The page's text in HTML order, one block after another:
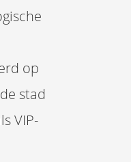
op
stad
VIP-